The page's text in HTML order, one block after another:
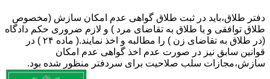
دفتر طلاق،باید در ثبت طلاق گواهی عدم امکان سازش (مخصوص
طلاق توافقی و یا طلاق به تقاضای مرد ) و لازم ضروری حکم دادگاه
(در طلاق به تقاضای زن ) را مطالبه و اخذ نمایند.( ماده ۲۴ ) در
قوانین سابق نیز در صورت عدم اخذ گواهی عدم امکان
سازش،مجازات سلب صلاحیت برای سردفتر منظور شده بود.